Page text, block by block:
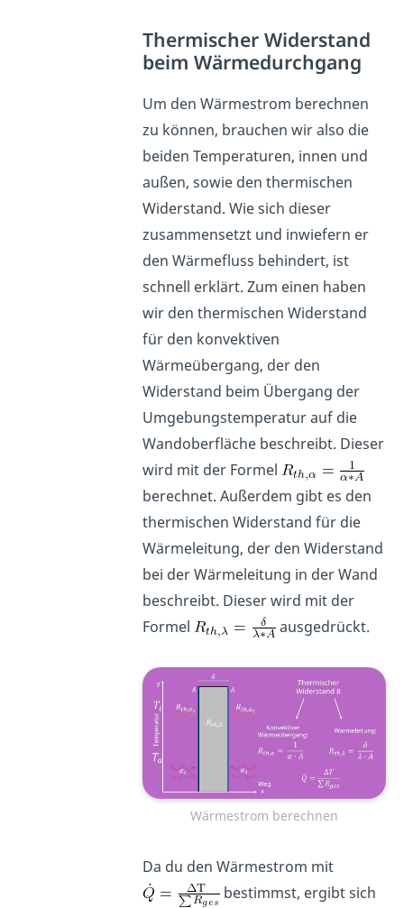
Thermischer Widerstand
beim Wärmedurchgang
Um den Wärmestrom berechnen
zu können, brauchen wir also die
beiden Temperaturen, innen und
außen, sowie den thermischen
Widerstand. Wie sich dieser
zusammensetzt und inwiefern er
den Wärmefluss behindert, ist
schnell erklärt. Zum einen haben
wir den thermischen Widerstand
für den konvektiven
Wärmeübergang, der den
Widerstand beim Übergang der
Umgebungstemperatur auf die
Wandoberfläche beschreibt. Dieser
wird mit der Formel
berechnet. Außerdem gibt es den
thermischen Widerstand für die
Wärmeleitung, der den Widerstand
bei der Wärmeleitung in der Wand
beschreibt. Dieser wird mit der
Formel
ausgedrückt.
Wärmestrom berechnen
Da du den Wärmestrom mit
bestimmst, ergibt sich